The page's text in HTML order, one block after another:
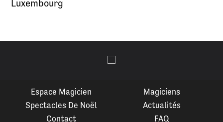
Luxembourg
Espace Magicien
Magiciens
Spectacles De Noël
Actualités
Contact
FAQ